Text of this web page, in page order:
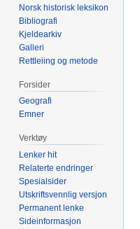
Norsk historisk leksikon
Bibliografi
Kjeldearkiv
Galleri
Rettleiing og metode
Forsider
Geografi
Emner
Verktøy
Lenker hit
Relaterte endringer
Spesialsider
Utskriftsvennlig versjon
Permanent lenke
Sideinformasjon